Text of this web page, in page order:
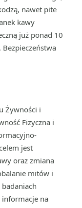
nawet pite
kawy
już ponad 10
Żywności i
Fizyczna i
jest
oraz zmiana
mitów i
na